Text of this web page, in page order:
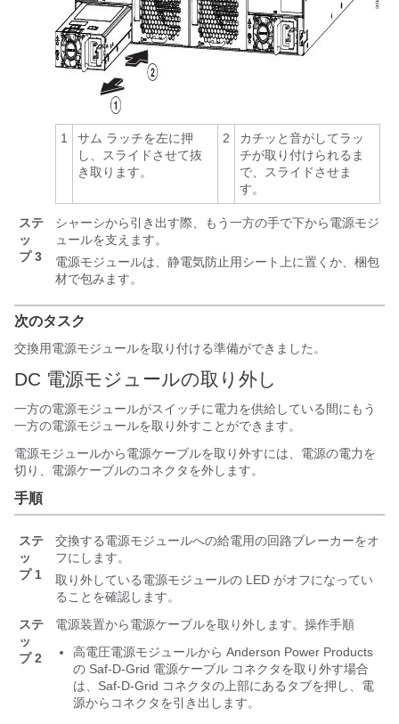
1
サム ラッチを左に押
し、スライドさせて抜
き取ります。
2
カチッと音がしてラッ
チが取り付けられるま
で、スライドさせま
す。
ステ
ッ
プ 3
シャーシから引き出す際、もう一方の手で下から電源モジ
ュールを支えます。
電源モジュールは、静電気防止用シート上に置くか、梱包
材で包みます。
次のタスク
交換用電源モジュールを取り付ける準備ができました。
DC 電源モジュールの取り外し
一方の電源モジュールがスイッチに電力を供給している間にもう
一方の電源モジュールを取り外すことができます。
電源モジュールから電源ケーブルを取り外すには、電源の電力を
切り、電源ケーブルのコネクタを外します。
手順
ステ
ッ
プ 1
交換する電源モジュールへの給電用の回路ブレーカーをオ
フにします。
取り外している電源モジュールの LED がオフになってい
ることを確認します。
ステ
ッ
プ 2
電源装置から電源ケーブルを取り外します。操作手順
高電圧電源モジュールから Anderson Power Products
の Saf-D-Grid 電源ケーブル コネクタを取り外す場合
は、Saf-D-Grid コネクタの上部にあるタブを押し、電
源からコネクタを引き出します。